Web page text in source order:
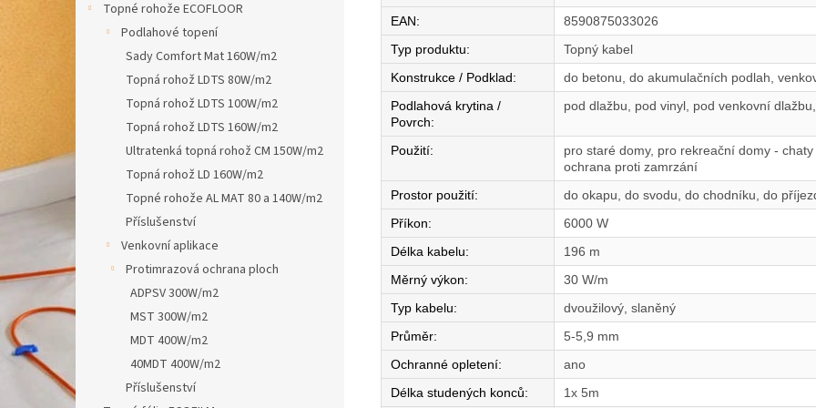
Topné rohože ECOFLOOR
Podlahové topení
Sady Comfort Mat 160W/m2
Topná rohož LDTS 80W/m2
Topná rohož LDTS 100W/m2
Topná rohož LDTS 160W/m2
Ultratenká topná rohož CM 150W/m2
Topná rohož LD 160W/m2
Topné rohože AL MAT 80 a 140W/m2
Příslušenství
Venkovní aplikace
Protimrazová ochrana ploch
ADPSV 300W/m2
MST 300W/m2
MDT 400W/m2
40MDT 400W/m2
Příslušenství
EAN:
8590875033026
Typ produktu:
Topný kabel
Konstrukce / Podklad:
do betonu, do akumulačních podlah,
Podlahová krytina /
Povrch:
pod dlažbu, pod vinyl, pod venkovní
Použití:
pro staré domy, pro rekreační domy -
ochrana proti zamrzání
Prostor použití:
do okapu, do svodu, do chodníku, do
Příkon:
6000 W
Délka kabelu:
196 m
Měrný výkon:
30 W/m
Typ kabelu:
dvoužilový, slaněný
Průměr:
5-5,9 mm
Ochranné opletení:
ano
Délka studených konců: 1x 5m